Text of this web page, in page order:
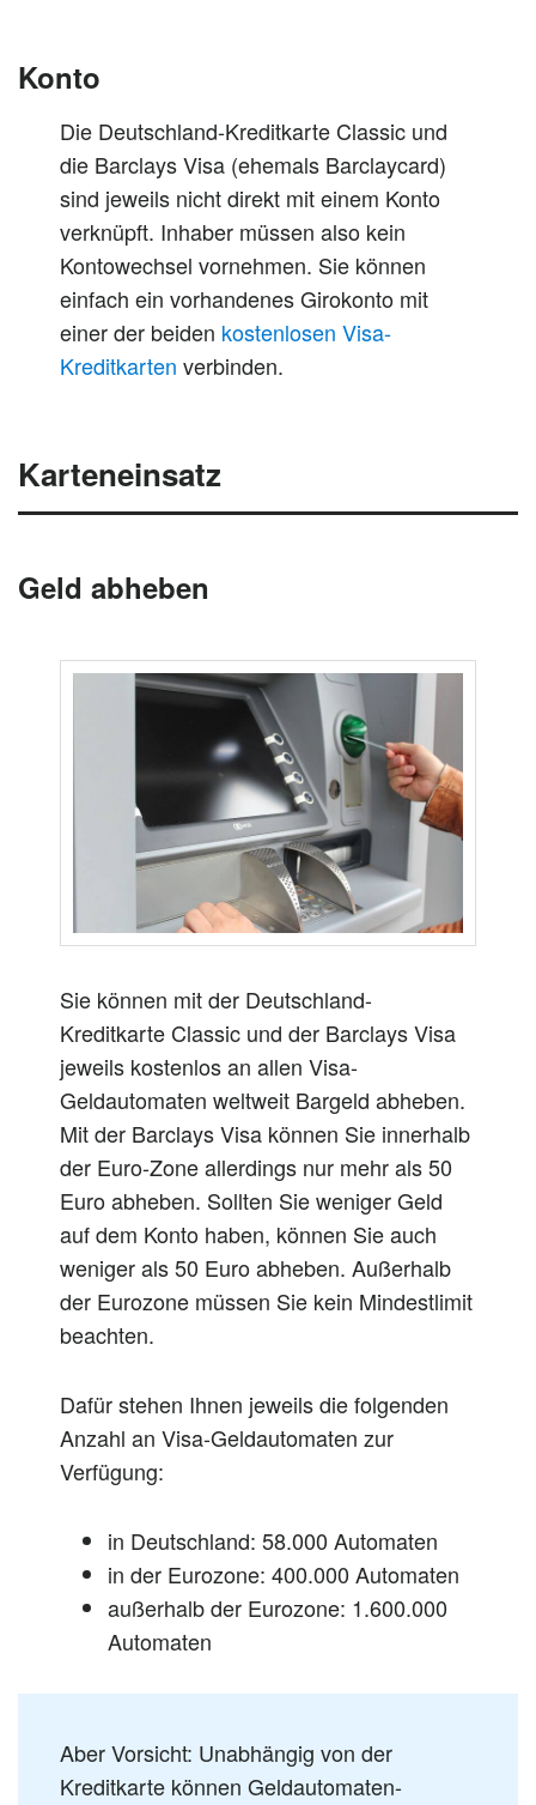
Konto
Die Deutschland-Kreditkarte Classic und
die Barclays Visa (ehemals Barclaycard)
sind jeweils nicht direkt mit einem Konto
verknüpft. Inhaber müssen also kein
Kontowechsel vornehmen. Sie können
einfach ein vorhandenes Girokonto mit
einer der beiden kostenlosen Visa-
Kreditkarten verbinden.
Karteneinsatz
Geld abheben
Sie können mit der Deutschland-
Kreditkarte Classic und der Barclays Visa
jeweils kostenlos an allen Visa-
Geldautomaten weltweit Bargeld abheben.
Mit der Barclays Visa können Sie innerhalb
der Euro-Zone allerdings nur mehr als 50
Euro abheben. Sollten Sie weniger Geld
auf dem Konto haben, können Sie auch
weniger als 50 Euro abheben. Außerhalb
der Eurozone müssen Sie kein Mindestlimit
beachten.
Dafür stehen Ihnen jeweils die folgenden
Anzahl an Visa-Geldautomaten zur
Verfügung:
in Deutschland: 58.000 Automaten
in der Eurozone: 400.000 Automaten
außerhalb der Eurozone: 1.600.000
Automaten
Aber Vorsicht: Unabhängig von der
Kreditkarte können Geldautomaten-